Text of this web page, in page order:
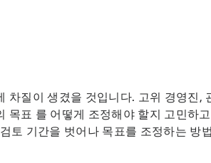
차질이 생겼을 것입니다. 고위 경영진,
목표 를 어떻게 조정해야 할지 고민하
토 기간을 벗어나 목표를 조정하는 방